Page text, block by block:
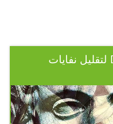
حملة Dentaurum لتقليل نفايات